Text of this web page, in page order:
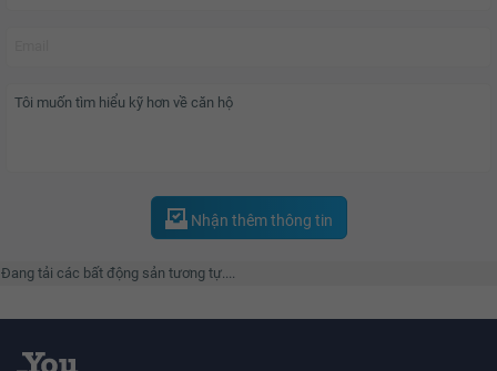
Nhận thêm thông tin
tải các bất động sản tương tự....